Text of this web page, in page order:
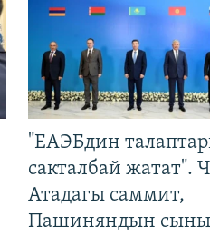
"ЕАЭБдин
сакталбай жатат".
Атадагы саммит,
Пашиняндын сыны